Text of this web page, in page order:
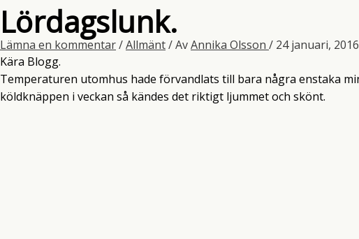
Lördagslunk.
Lämna en kommentar/Allmänt/ AvAnnika Olsson / 24 januari, 2016
Kära Blogg.
Temperaturen utomhus hade förvandlats till bara några enstaka
köldknäppen i veckan så kändes det riktigt ljummet och skönt.